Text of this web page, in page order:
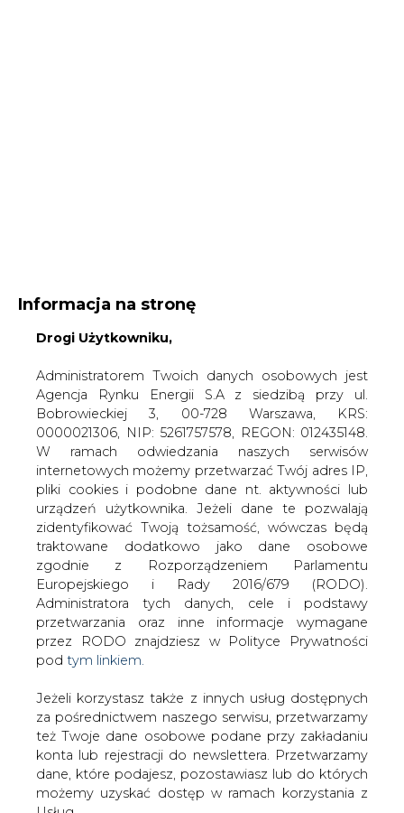
Europejskiego i Rady 2016/679 (RODO).
Administratora tych danych, cele i podstawy
przetwarzania oraz inne informacje wymagane
przez RODO znajdziesz w Polityce Prywatności
pod
tym linkiem.
Jeżeli korzystasz także z innych usług dostępnych
za pośrednictwem naszego serwisu, przetwarzamy
też Twoje dane osobowe podane przy zakładaniu
konta lub rejestracji do newslettera. Przetwarzamy
dane, które podajesz, pozostawiasz lub do których
możemy uzyskać dostęp w ramach korzystania z
Usług.
Informacje dotyczące Administratora Twoich
danych osobowych a także cele i podstawy
przetwarzania oraz inne niezbędne informacje
wymagane przez RODO znajdziesz w Polityce
Prywatności pod wskazanym linkiem (
tym linkiem
Dane zbierane na potrzeby różnych usług mogą
być przetwarzane w różnych celach, na różnych
podstawach.
Pamiętaj, że w związku z przetwarzaniem danych
osobowych przysługuje Ci szereg gwarancji i praw,
a przede wszystkim prawo do odwołania zgody
oraz prawo sprzeciwu wobec przetwarzania Twoich
Enea sprzedaje ITSERWIS
Enea ogłosiła przetarg na sprzedaż
udziałów w spółce ITSERWIS.
Postępowanie przetargowe prowadzone będzie w
formie przetargu ustnego – w drodze licytacji publicznej.
Przedmiotem sprzedaży w ramach przetargu jest 12 728
udziałów w kapitale zakładowym spółki o wartości
nominalnej 500 zł każdy i łącznej wartości nominalnej 6
364 000 zł stanowiących 100 proc. udziałów spółce.
wynosi 9 596 912 zł.
Przetarg odbędzie się w dniu 15 grudnia br.
Pełna treść ogłoszenia o przetargu znajduje się w
„Rzeczpospolitej” na str. B5